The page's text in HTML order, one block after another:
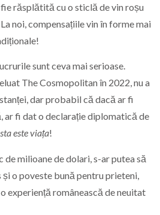
fie răsplătită cu o sticlă de vin roșu
noi, compensațiile vin în forme mai
sunt ceva mai serioase.
The Cosmopolitan în 2022, nu a
dar probabil că dacă ar fi
ar fi dat o declarație diplomatică de
este viața!
de milioane de dolari, s-ar putea să
o poveste bună pentru prieteni,
experiență românească de neuitat